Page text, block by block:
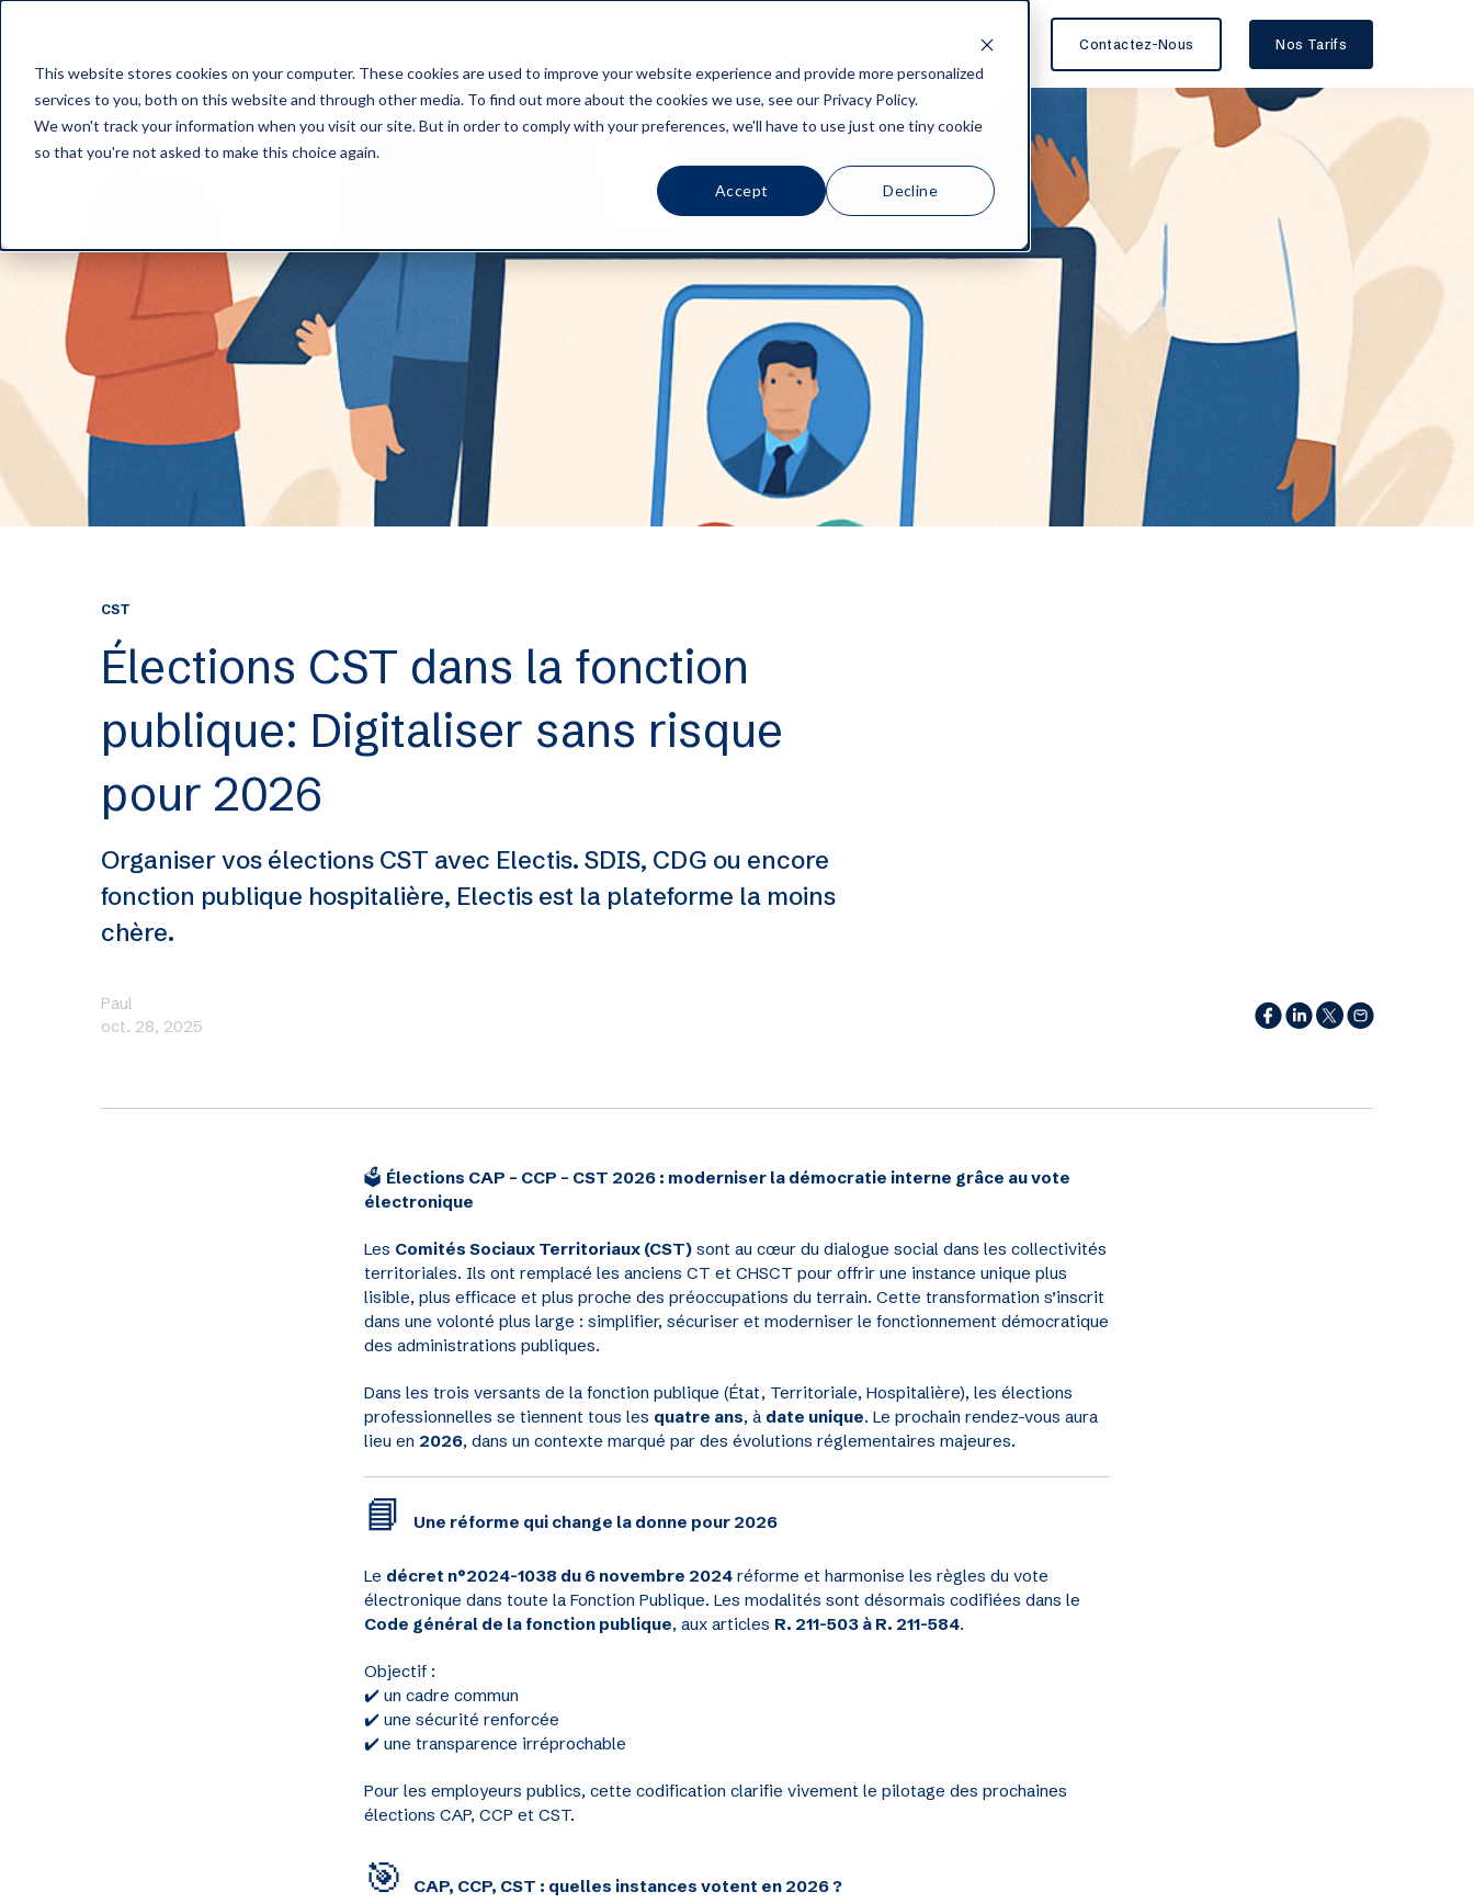
This website stores cookies on your computer. These cookies are used to improve your website experience and provide more personalized
services to you, both on this website and through other media. To find out more about the cookies we use, see our Privacy Policy.
We won't track your information when you visit our site. But in order to comply with your preferences, we'll have to use just one tiny cookie
so that you're not asked to make this choice again.
Accept Decline
Contactez-Nous Nos Tarifs
CST
Élections CST dans la fonction
publique: Digitaliser sans risque
pour 2026
Organiser vos élections CST avec Electis. SDIS, CDG ou encore
fonction publique hospitalière, Electis est la plateforme la moins
chère.
Paul
oct. 28, 2025
🗳️ Élections CAP – CCP – CST 2026 : moderniser la démocratie interne grâce au vote
électronique
Les Comités Sociaux Territoriaux (CST) sont au cœur du dialogue social dans les collectivités
territoriales. Ils ont remplacé les anciens CT et CHSCT pour offrir une instance unique plus
lisible, plus efficace et plus proche des préoccupations du terrain. Cette transformation s’inscrit
dans une volonté plus large : simplifier, sécuriser et moderniser le fonctionnement démocratique
des administrations publiques.
Dans les trois versants de la fonction publique (État, Territoriale, Hospitalière), les élections
professionnelles se tiennent tous les quatre ans, à date unique. Le prochain rendez-vous aura
lieu en 2026, dans un contexte marqué par des évolutions réglementaires majeures.
📘 Une réforme qui change la donne pour 2026
Le décret n°2024-1038 du 6 novembre 2024 réforme et harmonise les règles du vote
électronique dans toute la Fonction Publique. Les modalités sont désormais codifiées dans le
Code général de la fonction publique, aux articles R. 211-503 à R. 211-584.
Objectif :
✔️ un cadre commun
✔️ une sécurité renforcée
✔️ une transparence irréprochable
Pour les employeurs publics, cette codification clarifie vivement le pilotage des prochaines
élections CAP, CCP et CST.
🎯 CAP, CCP, CST : quelles instances votent en 2026 ?